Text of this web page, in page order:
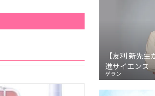
【友利 新先
進サイエンス
ゲラン